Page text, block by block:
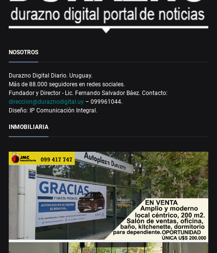
NOSOTROS
Durazno Digital Diario. Uruguay.
Más de 88.000 seguidores en redes sociales.
Fundador y Director - Lic. Fernando Salvador Báez. Contacto:
direccion@duraznodigital.uy – 099961044.
Diseño: IP Comunicación Integral.
INMOBILIARIA